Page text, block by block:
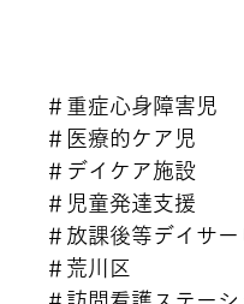
＃重症心身障害児
＃医療的ケア児
＃デイケア施設
＃児童発達支援
＃放課後等デイサー
＃荒川区